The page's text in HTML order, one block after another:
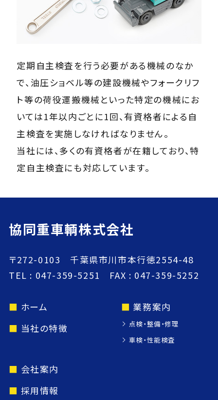
定期自主検査を行う必要がある機械のなか
で、油圧ショベル等の建設機械やフォークリフ
ト等の荷役運搬機械といった特定の機械にお
いては1年以内ごとに1回、有資格者による自
主検査を実施しなければなりません。
当社には、多くの有資格者が在籍しており、特
定自主検査にも対応しています。
協同重車輌株式会社
〒272-0103 千葉県市川市本行徳2554-48
TEL : 047-359-5251 FAX : 047-359-5252
ホーム
当社の特徴
業務案内
点検・整備・修理
車検・性能検査
会社案内
採用情報